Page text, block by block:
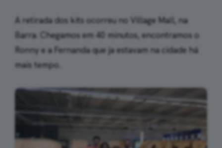
A retirada dos kits ocorreu no Village Mall, na
Barra. Chegamos em 40 minutos, encontramos o
Ronny e a Fernanda que ja estavam na cidade há
mais tempo.